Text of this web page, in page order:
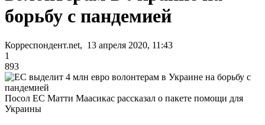
борьбу с пандемией
Корреспондент.net, 13 апреля 2020, 11:43
1
893
Посол ЕС Матти Маасикас рассказал о пакете помощи для
Украины